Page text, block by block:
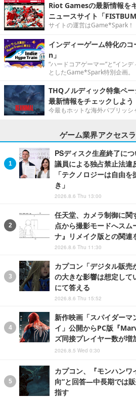
Riot Gamesの最新情報を
ニュースサイト「
サイトの運営はGame*Spark！
インディーゲーム特化の
n」
“ハードコアゲーマー”と“イン
としたGame*Spark特別企画。
THQノルディック特集ペ
最新情報をチェックしよう
今最もホットな海外パブリッシ
ゲーム業界アクセス
PSディスク生産終了に
議員による独占禁止法
「テクノロジーは自由
き」
2026.8.6 Thu 13:00
任天堂、カメラ制御に関
点から撮影モードへス
ナ』リメイク版との関連
2026.8.6 Thu 11:30
カプコン「デジタル販売
の大きな影響は想定し
にて答える
2026.8.6 Thu 15:52
新作映画「スパイダーマ
イ」公開からPC版『
ズ同接プレイヤー数が増
2026.8.5 Wed 0:30
カプコン、『モンハンワ
向”と回答―中長期では
指す